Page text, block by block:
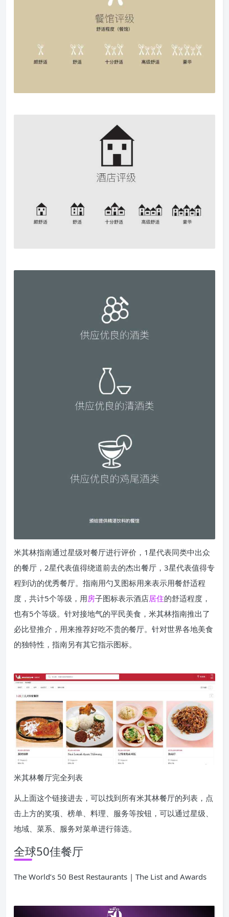
米其林指南通过星级对餐厅进行评价，1星代表同类中出众
的餐厅，2星代表值得绕道前去的杰出餐厅，3星代表值得专
程到访的优秀餐厅。指南用勺叉图标用来表示用餐舒适程
度，共计5个等级，用房子图标表示酒店居住的舒适程度，
也有5个等级。针对接地气的平民美食，米其林指南推出了
必比登推介，用来推荐好吃不贵的餐厅。针对世界各地美食
的独特性，指南另有其它指示图标。
米其林餐厅完全列表
从上面这个链接进去，可以找到所有米其林餐厅的列表，点
击上方的奖项、榜单、料理、服务等按钮，可以通过星级、
地域、菜系、服务对菜单进行筛选。
全球50佳餐厅
The World’s 50 Best Restaurants | The List and Awards